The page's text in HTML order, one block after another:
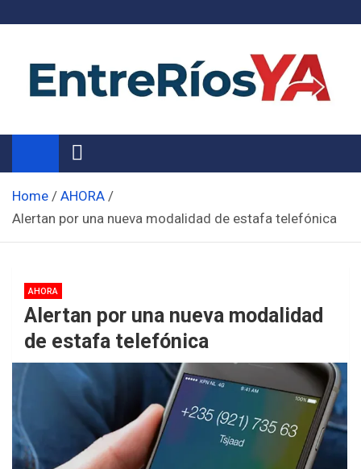
Noticias de Entre Ríos
Información de toda la provincia ahora
Home
AHORA
Alertan por una nueva modalidad de estafa telefónica
AHORA
Alertan por una nueva modalidad
de estafa telefónica